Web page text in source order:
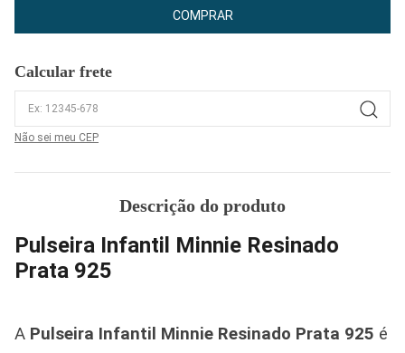
COMPRAR
Calcular frete
Não sei meu CEP
Descrição do produto
Pulseira Infantil Minnie Resinado
Prata 925
A Pulseira Infantil Minnie Resinado Prata 925 é